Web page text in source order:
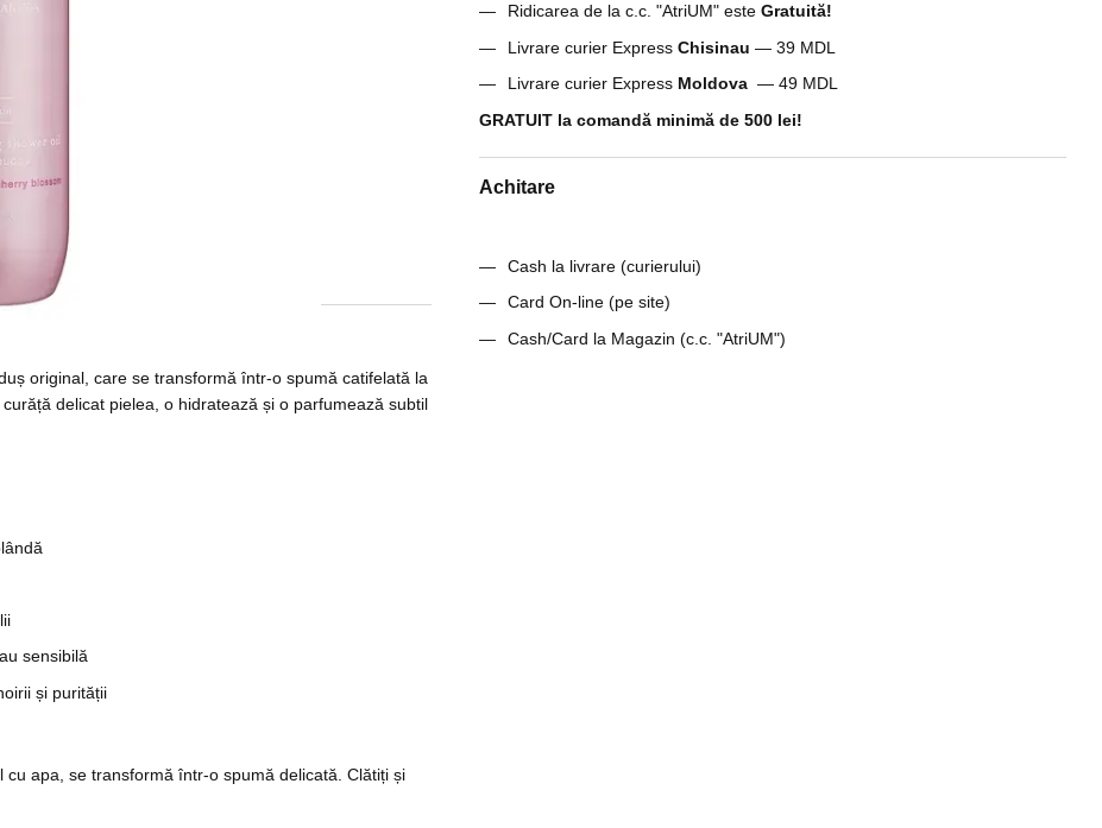
original, care se transformă într-o spumă catifelată la
curăță delicat pielea, o hidratează și o parfumează subtil
sensibilă
și purității
apa, se transformă într-o spumă delicată. Clătiți și
Ridicarea de la c.c. "AtriUM" esteGratuită!
Livrare curier ExpressChisinau — 39 MDL
Livrare curier Express Moldova — 49 MDL
GRATUIT la comandă minimă de 500 lei!
Achitare
Cash la livrare (curierului)
Card On-line (pe site)
Cash/Card la Magazin (c.c. "AtriUM")